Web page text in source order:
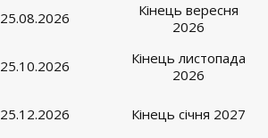
25.08.2026
Кінець вересня
2026
25.10.2026
Кінець листопада
2026
25.12.2026 Кінець січня 2027